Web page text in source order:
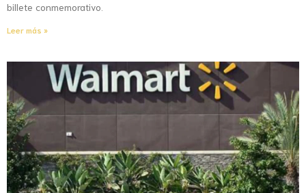
billete conmemorativo.
Leer más »